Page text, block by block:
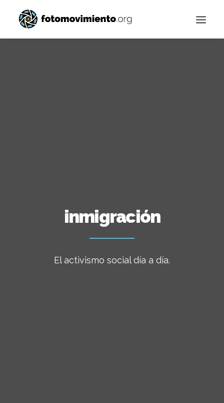
inmigración
El activismo social día a día.